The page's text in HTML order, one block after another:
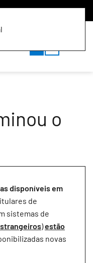
o
disponíveis em
de
sistemas de
)estão
novas